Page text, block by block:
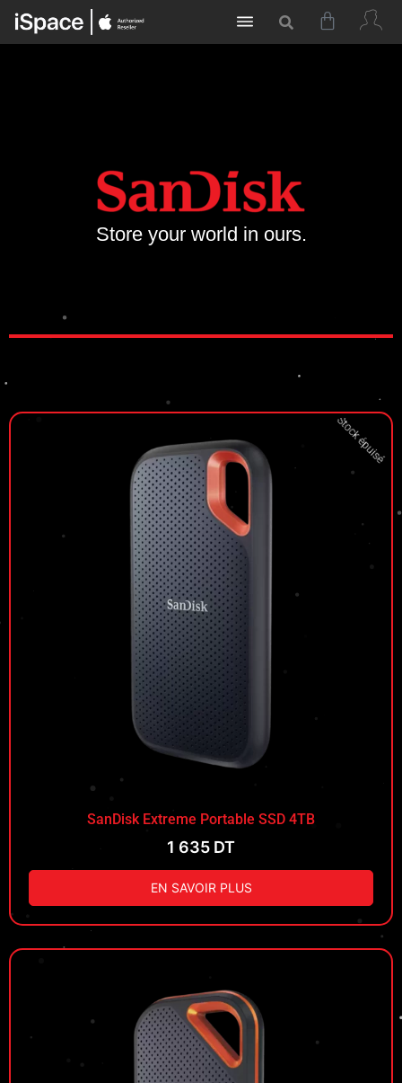
Store your world in ours.
SanDisk Extreme Portable SSD 4TB
Stock épuisé
1 635 DT
EN SAVOIR PLUS